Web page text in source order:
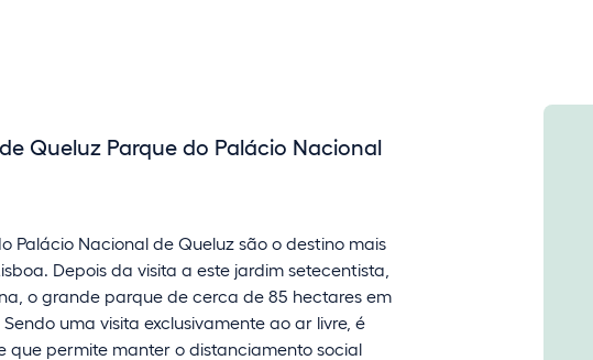
Queluz Parque do Palácio Nacional
Palácio Nacional de Queluz são o destino mais
Depois da visita a este jardim setecentista,
o grande parque de cerca de 85 hectares em
uma visita exclusivamente ao ar livre, é
que permite manter o distanciamento social